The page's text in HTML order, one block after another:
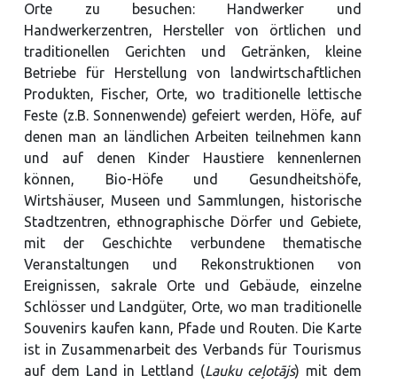
Orte zu besuchen: Handwerker und
Handwerkerzentren, Hersteller von örtlichen und
traditionellen Gerichten und Getränken, kleine
Betriebe für Herstellung von landwirtschaftlichen
Produkten, Fischer, Orte, wo traditionelle lettische
Feste (z.B. Sonnenwende) gefeiert werden, Höfe, auf
denen man an ländlichen Arbeiten teilnehmen kann
und auf denen Kinder Haustiere kennenlernen
können, Bio-Höfe und Gesundheitshöfe,
Wirtshäuser, Museen und Sammlungen, historische
Stadtzentren, ethnographische Dörfer und Gebiete,
mit der Geschichte verbundene thematische
Veranstaltungen und Rekonstruktionen von
Ereignissen, sakrale Orte und Gebäude, einzelne
Schlösser und Landgüter, Orte, wo man traditionelle
Souvenirs kaufen kann, Pfade und Routen. Die Karte
ist in Zusammenarbeit des Verbands für Tourismus
auf dem Land in Lettland (Lauku ceļotājs) mit dem